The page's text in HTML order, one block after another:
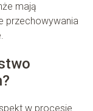
mają
przechowywania
w procesie